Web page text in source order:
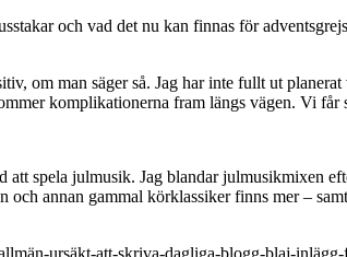
och vad det nu kan finnas för
om man säger så. Jag har inte fullt ut
komplikationerna fram längs vägen. Vi får
spela julmusik. Jag blandar julmusikmixen
annan gammal körklassiker finns mer –
ursäkt-att-skriva-dagliga-blogg-blaj-